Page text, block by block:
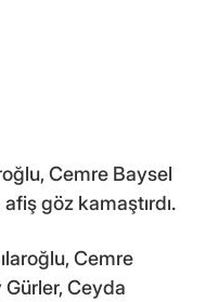
Cemre Baysel
göz kamaştırdı.
Cemre
Ceyda